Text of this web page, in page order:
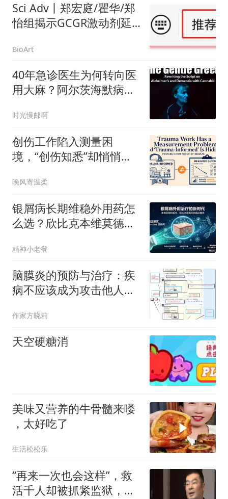
Sci Adv丨郑宏庭/瞿华/郑
怡组揭示GCGR激动剂延
BioArt
40年急诊医生为何转向医
用大麻？阿尔茨海默病照
时光慢邮啊
创伤工作陷入测量困
境，“创伤知悉”却悄悄盖
晚风寄温柔
银屑病长期维稳外用药怎
么选？欣比克本维莫德乳
精神小老登
脑膜炎的预防与治疗：疾
病不应该成为攻击他人的
作家方晓莉
天空硬糖消
美味又营养的牛骨髓来喽
，太好吃了
生活松松乐
“再来一次也会这样”，救
活千人却被抓紧监狱，万